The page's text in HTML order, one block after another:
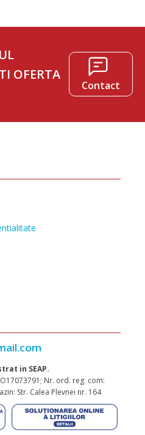
OFERTA
Contact
in SEAP.
Nr. ord. reg. com:
Str. Calea Plevnei nr. 164